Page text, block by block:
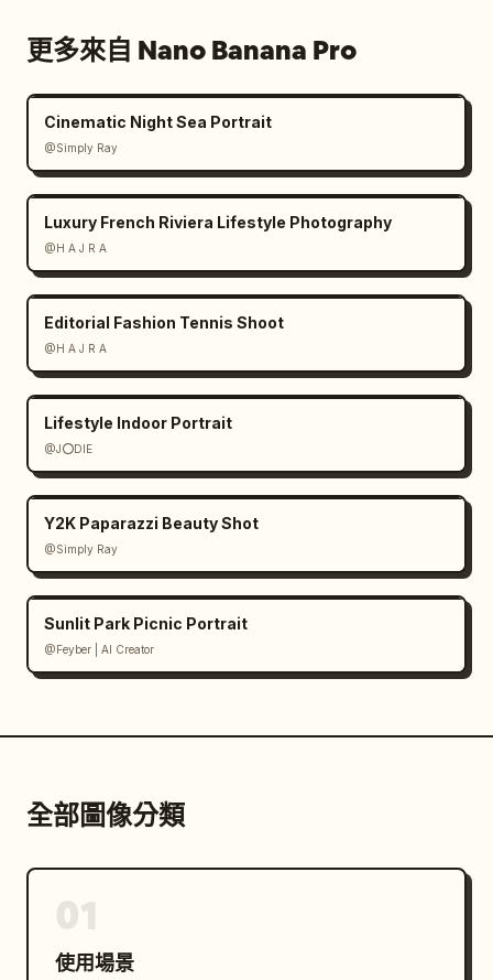
更多來自 Nano Banana Pro
Cinematic Night Sea Portrait
@Simply Ray
Luxury French Riviera Lifestyle Photography
@H A J R A
Editorial Fashion Tennis Shoot
@H A J R A
Lifestyle Indoor Portrait
@J⭕DIE
Y2K Paparazzi Beauty Shot
@Simply Ray
Sunlit Park Picnic Portrait
@Feyber | AI Creator
全部圖像分類
使用場景